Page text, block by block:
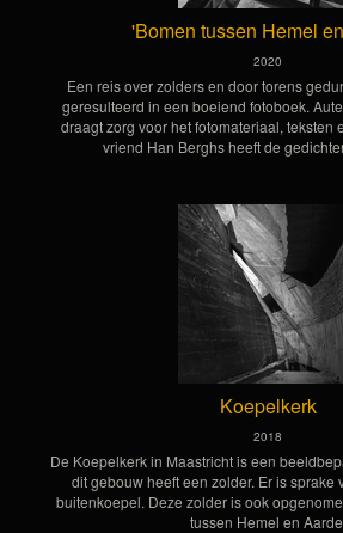
'Bomen tussen Hemel
2020
Een reis over zolders en door torens
geresulteerd in een boeiend fotoboek.
draagt zorg voor het fotomateriaal, teksten
vriend Han Berghs heeft de
Koepelkerk
2018
De Koepelkerk in Maastricht is een
dit gebouw heeft een zolder. Er is sprake
buitenkoepel. Deze zolder is ook
tussen Hemel en